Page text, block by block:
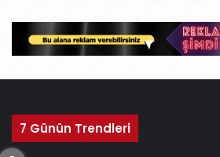
v
7 Günün Trendleri